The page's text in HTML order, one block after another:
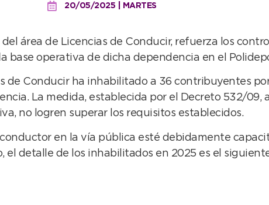
20/05/2025 | MARTES
área de Licencias de Conducir, refuerza los
base operativa de dicha dependencia en el
de Conducir ha inhabilitado a 36 contribuyentes
La medida, establecida por el Decreto 532/
no logren superar los requisitos establecidos.
en la vía pública esté debidamente
el detalle de los inhabilitados en 2025 es el